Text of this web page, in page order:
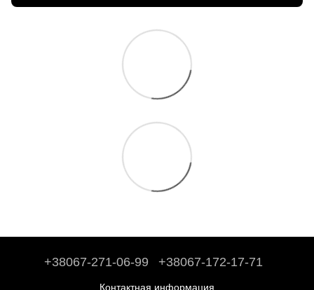
+38067-271-06-99 +38067-172-17-71
Контактная информация